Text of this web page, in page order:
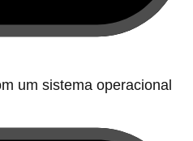
um sistema operacional